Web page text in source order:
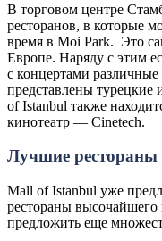
В торговом центре
ресторанов, в которые
время в Moi Park. Это
Европе. Наряду с этим
с концертами
представлены
of Istanbul также
кинотеатр — Cinetech.
Лучшие
Mall of Istanbul уже
рестораны высочайшего
предложить еще